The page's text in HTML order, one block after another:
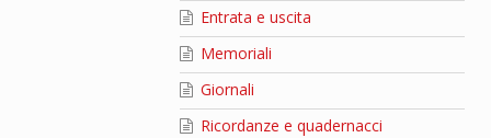
Entrata e uscita
Memoriali
Giornali
Ricordanze e quadernacci